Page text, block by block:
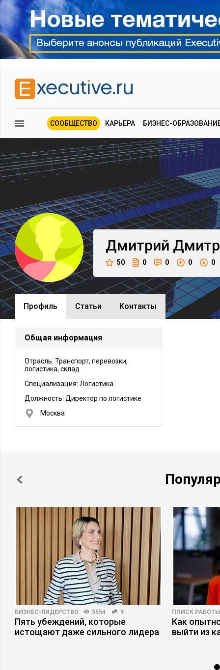
СООБЩЕСТВО КАРЬЕРА БИЗНЕС-
Дмитрий
50 0 0 0 0
Профиль Cтатьи Контакты
Общая информация
Отрасль: Транспорт, перевозки,
логистика, склад
Специализация: Логистика
Должность: Директор по логистике
Москва
БИЗНЕС-ЛИДЕРСТВО 5554 9
Пять убеждений, которые
истощают даже сильного лидера
ПОИСК РАБОТЫ
Как
выйти из